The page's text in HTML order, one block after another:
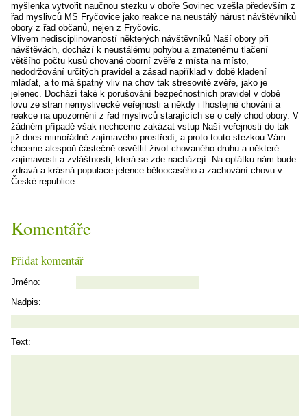
myšlenka vytvořit naučnou stezku v oboře Sovinec vzešla především z
řad myslivců MS Fryčovice jako reakce na neustálý nárust návštěvníků
obory z řad občanů, nejen z Fryčovic.
Vlivem nedisciplinovaností některých návštěvníků Naší obory při
návštěvách, dochází k neustálému pohybu a zmatenému tlačení
většího počtu kusů chované oborní zvěře z místa na místo,
nedodržování určitých pravidel a zásad například v době kladení
mláďat, a to má špatný vliv na chov tak stresovité zvěře, jako je
jelenec. Dochází také k porušování bezpečnostních pravidel v době
lovu ze stran nemyslivecké veřejnosti a někdy i lhostejné chování a
reakce na upozornění z řad myslivců starajících se o celý chod obory. V
žádném případě však nechceme zakázat vstup Naší veřejnosti do tak
již dnes mimořádně zajímavého prostředí, a proto touto stezkou Vám
chceme alespoň částečně osvětlit život chovaného druhu a některé
zajímavosti a zvláštnosti, která se zde nacházejí. Na oplátku nám bude
zdravá a krásná populace jelence běloocasého a zachování chovu v
České republice.
Komentáře
Přidat komentář
Jméno:
Nadpis:
Text: